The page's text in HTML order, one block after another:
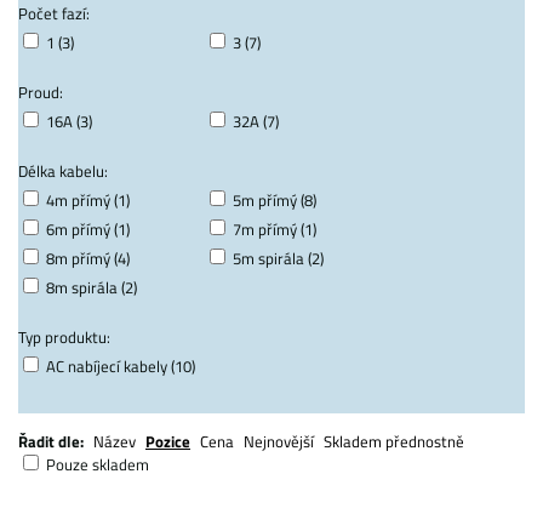
Počet fazí:
1 (3)
3 (7)
Proud:
16A (3)
32A (7)
Délka kabelu:
4m přímý (1)
5m přímý (8)
6m přímý (1)
7m přímý (1)
8m přímý (4)
5m spirála (2)
8m spirála (2)
Typ produktu:
AC nabíjecí kabely (10)
Řadit dle: Název Pozice Cena Nejnovější Skladem přednostně
Pouze skladem